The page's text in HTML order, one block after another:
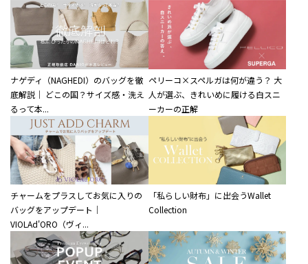
ナゲディ（NAGHEDI）のバッグを徹
底解説｜ どこの国？サイズ感・洗え
るって本...
ペリーコ×スペルガは何が違う？ 大
人が選ぶ、きれいめに履ける白スニ
ーカーの正解
チャームをプラスしてお気に入りの
バッグをアップデート｜
VIOLAd'ORO（ヴィ...
「私らしい財布」に出会うWallet
Collection